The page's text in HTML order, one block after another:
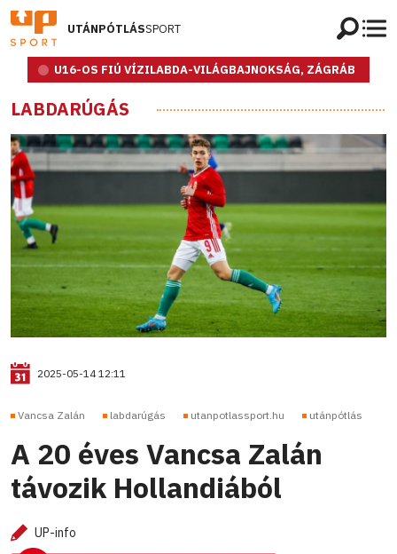
UTÁNPÓTLÁSSPORT
U16-OS FIÚ VÍZILABDA-VILÁGBAJNOKSÁG, ZÁGRÁB
LABDARÚGÁS
2025-05-14 12:11
Vancsa Zalán labdarúgás utanpotlassport.hu utánpótlás
A 20 éves Vancsa Zalán
távozik Hollandiából
UP-info